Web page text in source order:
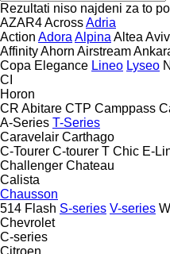
Rezultati niso najdeni za to
AZAR4AcrossAdria
Action Adora Alpina Altea
AffinityAhorn Airstream
Copa Elegance Lineo Lyseo
CI
Horon
CR Abitare CTP Camppass
A-Series T-Series
Caravelair Carthago
C-Tourer C-tourer T Chic E-
Challenger Chateau
Calista
Chausson
514 Flash S-series V-series
Chevrolet
C-series
Citroen